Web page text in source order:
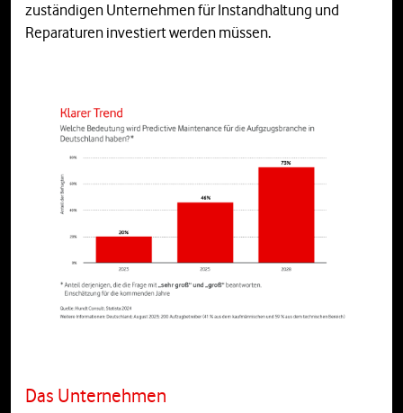
zuständigen Unternehmen für Instandhaltung und
Reparaturen investiert werden müssen.
Das Unternehmen